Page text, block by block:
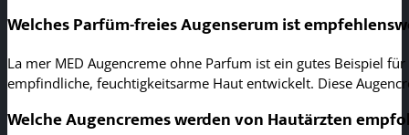
Welches Parfüm-freies Augenserum ist
La mer MED Augencreme ohne Parfum ist ein gutes Beispiel
empfindliche, feuchtigkeitsarme Haut entwickelt. Diese
Welche Augencremes werden von Hautärzten